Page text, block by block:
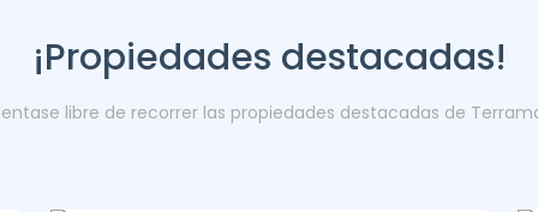
¡Propiedades destacadas!
libre de recorrer las propiedades destacadas de